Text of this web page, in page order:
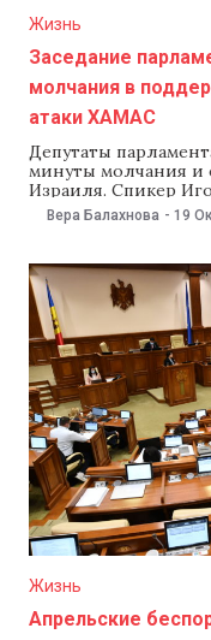
Жизнь
Заседание
молчания в
атаки ХАМАС
Депутаты
минуты молчания и
Израиля. Спикер
поддержку
сказал об ударе по
эти дни мы стали
Вера Балахнова - 19
Жизнь
Апрельские